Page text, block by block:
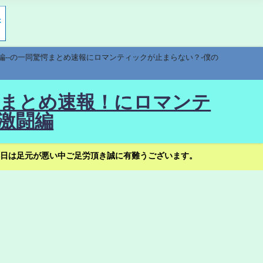
の一同驚愕まとめ速報にロマンティックが止まらない？-僕の
とめ速報！にロマンテ
闘編
足元が悪い中ご足労頂き誠に有難うございます。